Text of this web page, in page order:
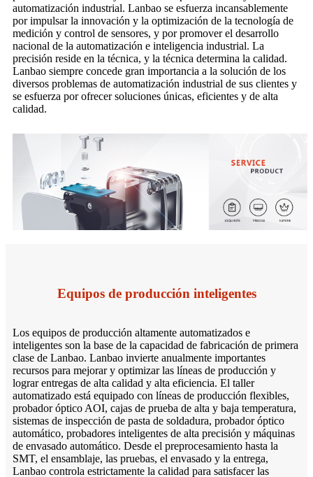
automatización industrial. Lanbao se esfuerza incansablemente
por impulsar la innovación y la optimización de la tecnología de
medición y control de sensores, y por promover el desarrollo
nacional de la automatización e inteligencia industrial. La
precisión reside en la técnica, y la técnica determina la calidad.
Lanbao siempre concede gran importancia a la solución de los
diversos problemas de automatización industrial de sus clientes y
se esfuerza por ofrecer soluciones únicas, eficientes y de alta
calidad.
Equipos de producción inteligentes
Los equipos de producción altamente automatizados e
inteligentes son la base de la capacidad de fabricación de primera
clase de Lanbao. Lanbao invierte anualmente importantes
recursos para mejorar y optimizar las líneas de producción y
lograr entregas de alta calidad y alta eficiencia. El taller
automatizado está equipado con líneas de producción flexibles,
probador óptico AOI, cajas de prueba de alta y baja temperatura,
sistemas de inspección de pasta de soldadura, probador óptico
automático, probadores inteligentes de alta precisión y máquinas
de envasado automático. Desde el preprocesamiento hasta la
SMT, el ensamblaje, las pruebas, el envasado y la entrega,
Lanbao controla estrictamente la calidad para satisfacer las